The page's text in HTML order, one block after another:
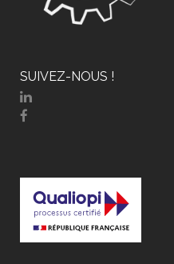
SUIVEZ-NOUS !